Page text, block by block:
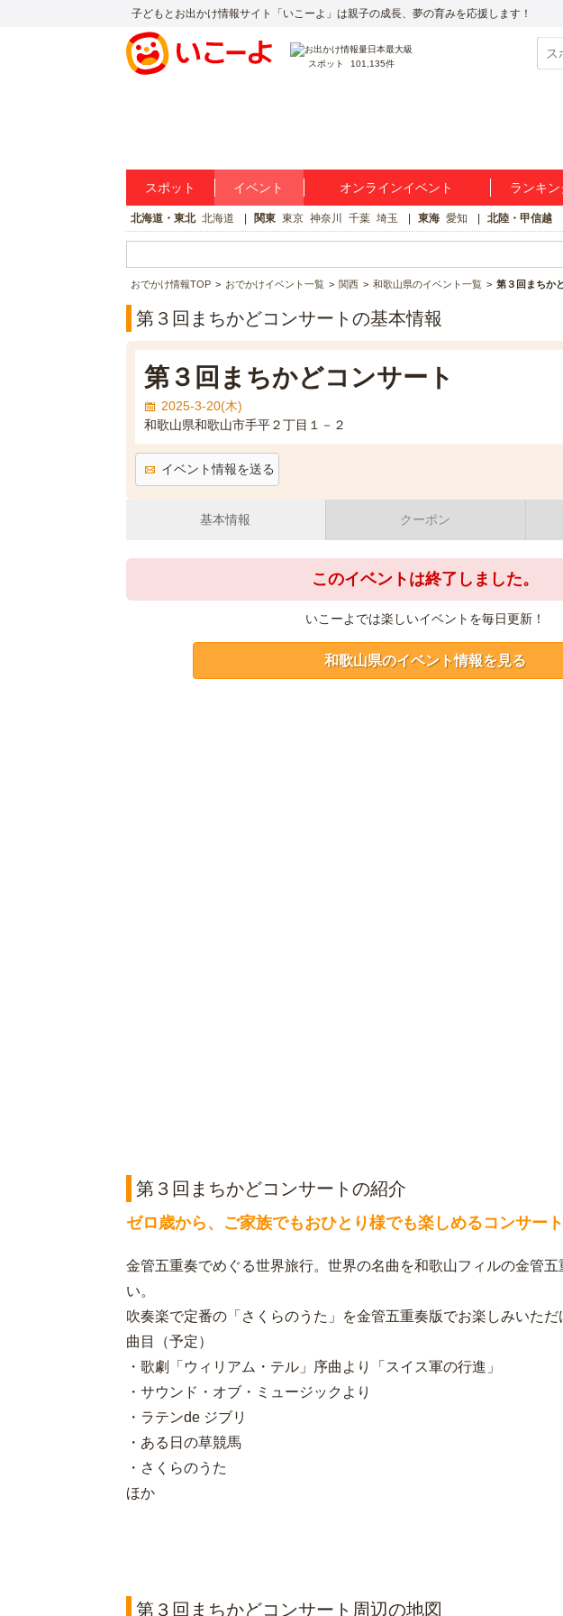
子どもとお出かけ情報サイト「いこーよ」は親子の成長、夢の育みを応援します！
スポット 101,135件
スポット イベント オンラインイベント ランキン
北海道・東北 北海道 関東 東京 神奈川 千葉 埼玉 東海 愛知 北陸・甲信越
おでかけ情報TOP おでかけイベント一覧 関西 和歌山県のイベント一覧 第３回まちか
第３回まちかどコンサートの基本情報
第３回まちかどコンサート
2025-3-20(木)
和歌山県和歌山市手平２丁目１－２
イベント情報を送る
基本情報 クーポン
このイベントは終了しました。
いこーよでは楽しいイベントを毎日更新！
和歌山県のイベント情報を見る
第３回まちかどコンサートの紹介
ゼロ歳から、ご家族でもおひとり様でも楽しめるコンサート
金管五重奏でめぐる世界旅行。世界の名曲を和歌山フィルの金管五
い。
吹奏楽で定番の「さくらのうた」を金管五重奏版でお楽しみいただ
曲目（予定）
・歌劇「ウィリアム・テル」序曲より「スイス軍の行進」
・サウンド・オブ・ミュージックより
・ラテンde ジブリ
・ある日の草競馬
・さくらのうた
ほか
第３回まちかどコンサート周辺の地図